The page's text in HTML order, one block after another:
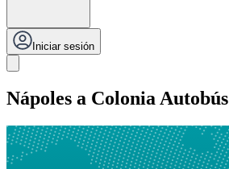
Iniciar sesión
Nápoles a Colonia Autobús